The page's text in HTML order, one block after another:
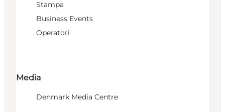
Stampa
Business Events
Operatori
Media
Denmark Media Centre